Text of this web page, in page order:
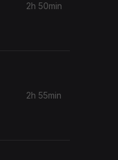
2h 50min
2h 55min